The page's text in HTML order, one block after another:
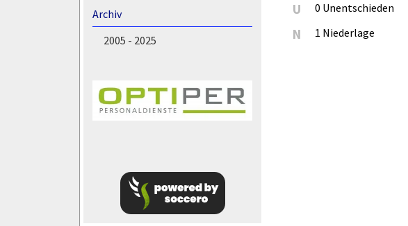
Archiv
2005 - 2025
U 0 Unentschieden
N 1 Niederlage